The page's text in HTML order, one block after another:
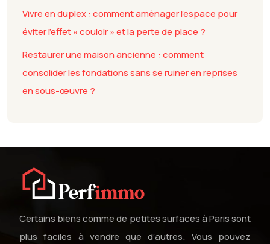
Vivre en duplex : comment aménager l’espace pour
éviter l’effet « couloir » et la perte de place ?
Restaurer une maison ancienne : comment
consolider les fondations sans se ruiner en reprises
en sous-œuvre ?
Certains biens comme de petites surfaces à Paris sont
plus faciles à vendre que d’autres. Vous pouvez